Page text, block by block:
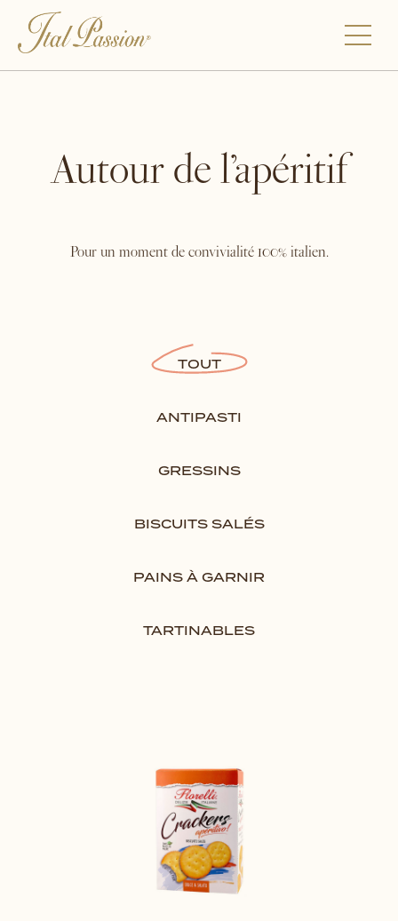
Autour de l’apéritif
Pour un moment de convivialité 100% italien.
TOUT
ANTIPASTI
GRESSINS
BISCUITS SALÉS
PAINS À GARNIR
TARTINABLES